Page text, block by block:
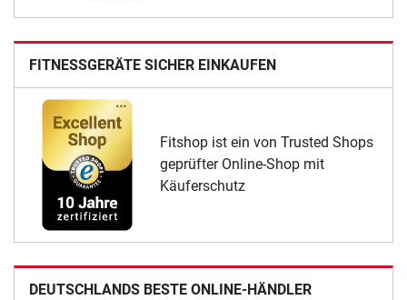
FITNESSGERÄTE SICHER EINKAUFEN
Fitshop ist ein von Trusted Shops
geprüfter Online-Shop mit
Käuferschutz
DEUTSCHLANDS BESTE ONLINE-HÄNDLER